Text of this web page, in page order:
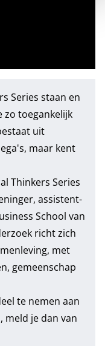
Series staan en
zo toegankelijk
uit
maar kent
Thinkers Series
assistent-
School van
richt zich
met
gemeenschap
te nemen aan
meld je dan van